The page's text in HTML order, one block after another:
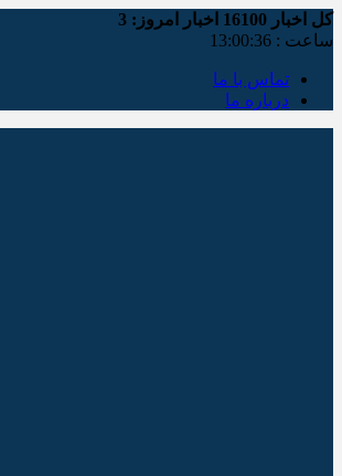
کل اخبار اخبار امروز: 3
ساعت : 13:00:36
تماس با ما
درباره ما